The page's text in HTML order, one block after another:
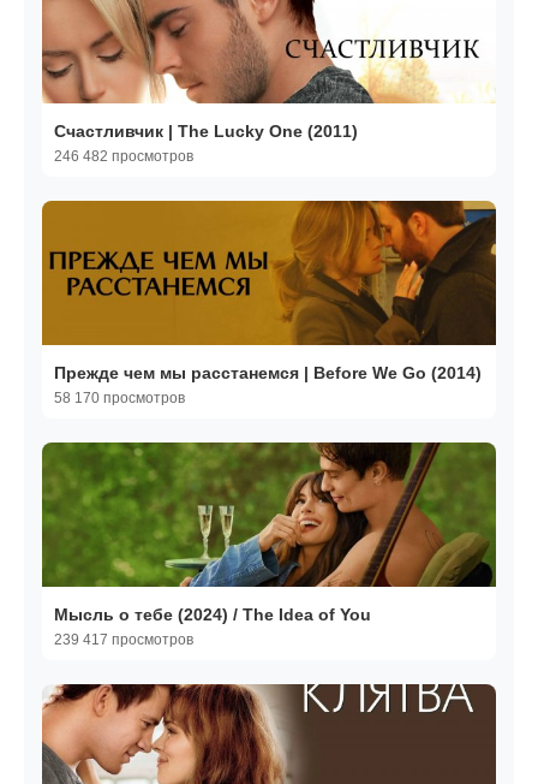
Счастливчик | The Lucky One (2011)
246 482 просмотров
Прежде чем мы расстанемся | Before We Go (2014)
58 170 просмотров
Мысль о тебе (2024) / The Idea of You
239 417 просмотров